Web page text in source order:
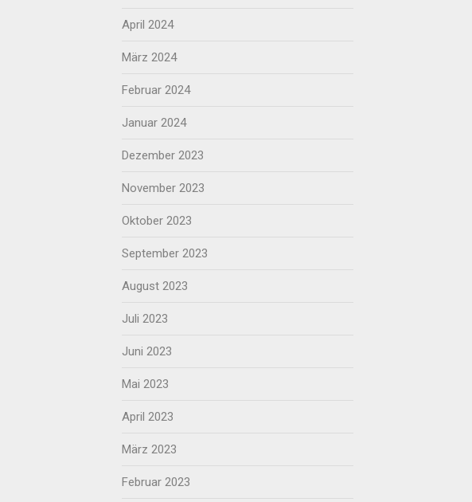
April 2024
März 2024
Februar 2024
Januar 2024
Dezember 2023
November 2023
Oktober 2023
September 2023
August 2023
Juli 2023
Juni 2023
Mai 2023
April 2023
März 2023
Februar 2023